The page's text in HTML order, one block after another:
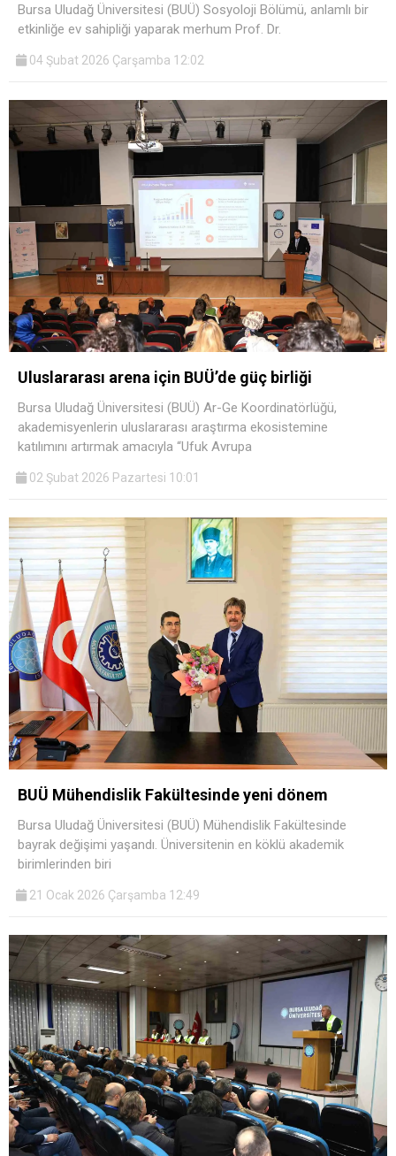
Bursa Uludağ Üniversitesi (BUÜ) Sosyoloji Bölümü, anlamlı bir
etkinliğe ev sahipliği yaparak merhum Prof. Dr.
04 Şubat 2026 Çarşamba 12:02
Uluslararası arena için BUÜ’de güç birliği
Bursa Uludağ Üniversitesi (BUÜ) Ar-Ge Koordinatörlüğü,
akademisyenlerin uluslararası araştırma ekosistemine
katılımını artırmak amacıyla “Ufuk Avrupa
02 Şubat 2026 Pazartesi 10:01
BUÜ Mühendislik Fakültesinde yeni dönem
Bursa Uludağ Üniversitesi (BUÜ) Mühendislik Fakültesinde
bayrak değişimi yaşandı. Üniversitenin en köklü akademik
birimlerinden biri
21 Ocak 2026 Çarşamba 12:49